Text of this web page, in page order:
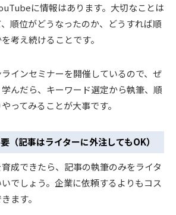
に情報はあります。大切なことは
順位がどうなったのか、どうすれば順
考え続けることです。
インセミナーを開催しているので、ぜ
んだら、キーワード選定から執筆、順
ってみることが大事です。
（記事はライターに外注してもOK）
成できたら、記事の執筆のみをライタ
でしょう。企業に依頼するよりもコス
ます。